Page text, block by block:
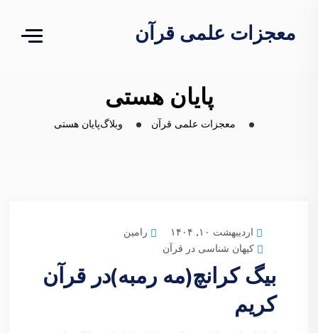
معجزات علمی قرآن
پایان هستی
معجزات علمی قرآن وبلاگپایان هستی
اردیبهشت ۱۰, ۱۴۰۴
رامین
کیهان شناسی در قرآن
بیگ کرانچ(مه رمبه)در قرآن
کریم